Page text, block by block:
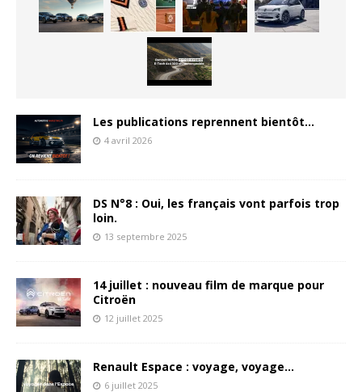
Les publications reprennent bientôt…
4 avril 2026
DS N°8 : Oui, les français vont parfois trop
loin.
13 septembre 2025
14 juillet : nouveau film de marque pour
Citroën
12 juillet 2025
Renault Espace : voyage, voyage…
6 juillet 2025